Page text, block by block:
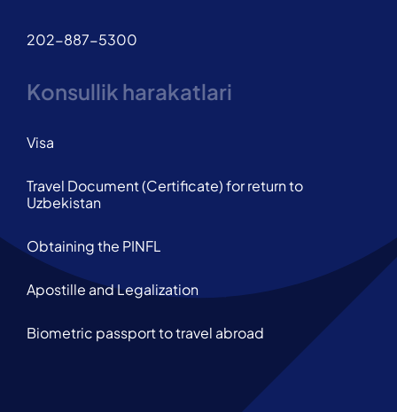
202-887-5300
Konsullik harakatlari
Visa
Travel Document (Certificate) for return to
Uzbekistan
Obtaining the PINFL
Apostille and Legalization
Biometric passport to travel abroad